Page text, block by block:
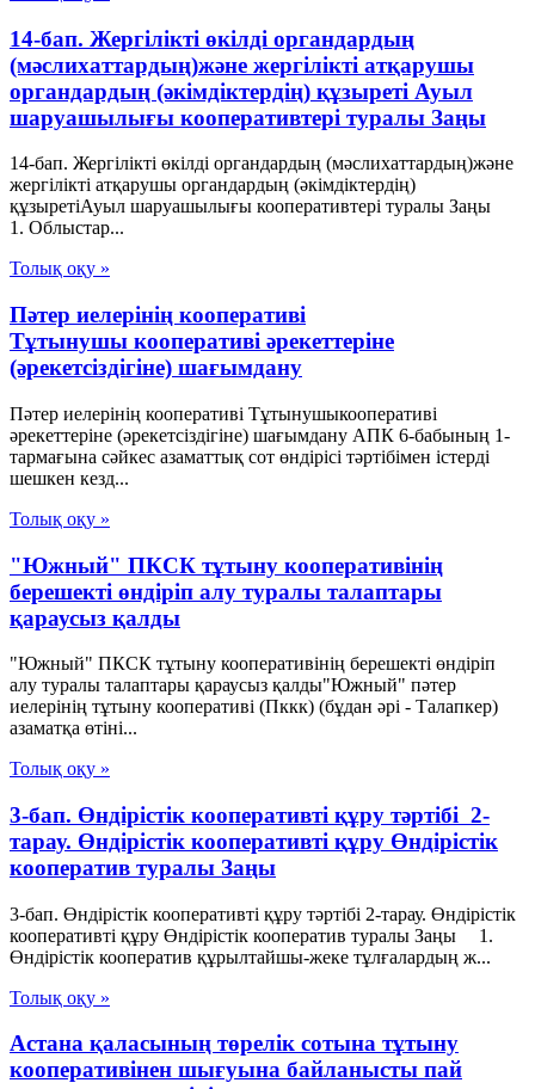
14-бап. Жергілікті өкілді органдардың
(мәслихаттардың)және жергілікті атқарушы
органдардың (әкімдіктердің) құзыреті Ауыл
шаруашылығы кооперативтері туралы Заңы
14-бап. Жергілікті өкілді органдардың (мәслихаттардың)және
жергілікті атқарушы органдардың (әкімдіктердің)
құзыретіАуыл шаруашылығы кооперативтері туралы Заңы
1. Облыстар...
Толық оқу »
Пәтер иелерінің кооперативі
Тұтынушы кооперативі әрекеттеріне
(әрекетсіздігіне) шағымдану
Пәтер иелерінің кооперативі Тұтынушыкооперативі
әрекеттеріне (әрекетсіздігіне) шағымдану АПК 6-бабының 1-
тармағына сәйкес азаматтық сот өндірісі тәртібімен істерді
шешкен кезд...
Толық оқу »
"Южный" ПКСК тұтыну кооперативінің
берешекті өндіріп алу туралы талаптары
қараусыз қалды
"Южный" ПКСК тұтыну кооперативінің берешекті өндіріп
алу туралы талаптары қараусыз қалды"Южный" пәтер
иелерінің тұтыну кооперативі (Пккк) (бұдан әрі - Талапкер)
азаматқа өтіні...
Толық оқу »
3-бап. Өндiрiстiк кооперативтi құру тәртiбi 2-
тарау. Өндiрiстiк кооперативтi құру Өндiрiстiк
кооператив туралы Заңы
3-бап. Өндiрiстiк кооперативтi құру тәртiбi 2-тарау. Өндiрiстiк
кооперативтi құру Өндiрiстiк кооператив туралы Заңы 1.
Өндiрiстiк кооператив құрылтайшы-жеке тұлғалардың ж...
Толық оқу »
Астана қаласының төрелік сотына тұтыну
кооперативінен шығуына байланысты пай